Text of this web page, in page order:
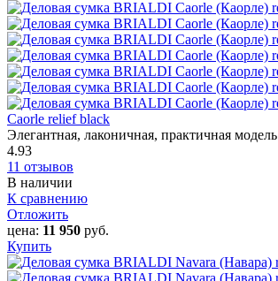
Caorle‎ relief black
Элегантная, лаконичная, практичная модель
4.93
11 отзывов
В наличии
К сравнению
Отложить
цена: 11 950 руб.
Купить